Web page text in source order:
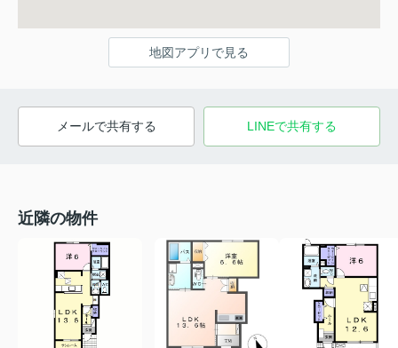
地図アプリで見る
メールで共有する LINEで共有する
近隣の物件